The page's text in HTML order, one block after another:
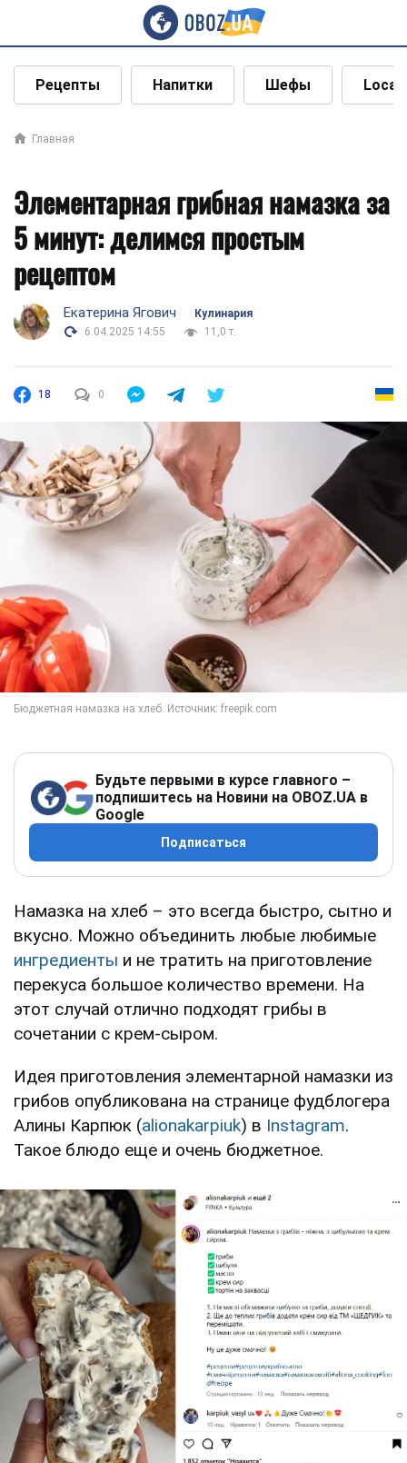
Рецепты Напитки Шефы Local
Главная
Элементарная грибная намазка за
5 минут: делимся простым
рецептом
Екатерина Ягович
Кулинария
6.04.2025 14:55
11,0 т.
18 0
Будьте первыми в курсе главного –
подпишитесь на Новини на OBOZ.UA в
Google
Подписаться
Намазка на хлеб – это всегда быстро, сытно и
вкусно. Можно объединить любые любимые
ингредиенты и не тратить на приготовление
перекуса большое количество времени. На
этот случай отлично подходят грибы в
сочетании с крем-сыром.
Идея приготовления элементарной намазки из
грибов опубликована на странице фудблогера
Алины Карпюк (alionakarpiuk) в Instagram.
Такое блюдо еще и очень бюджетное.